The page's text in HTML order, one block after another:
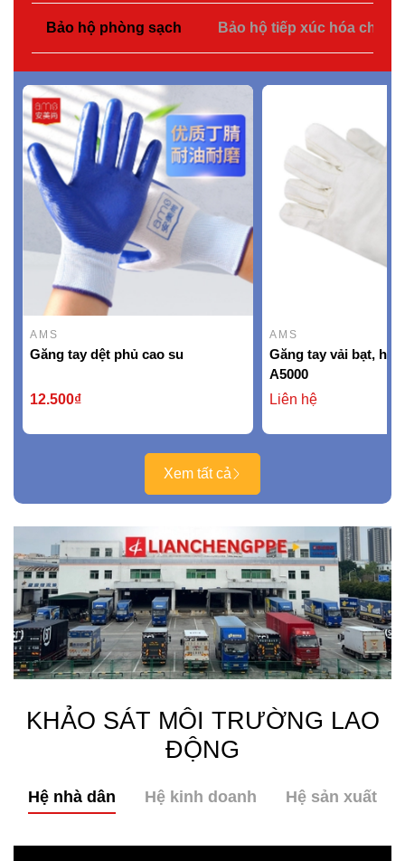
Bảo hộ phòng sạch Bảo hộ tiếp xúc hóa chất
AMS
Găng tay dệt phủ cao su
12.500₫
AMS
Găng tay vải bạt,
A5000
Liên hệ
Xem tất cả
KHẢO SÁT MÔI TRƯỜNG LAO
ĐỘNG
Hệ nhà dân Hệ kinh doanh Hệ sản xuất